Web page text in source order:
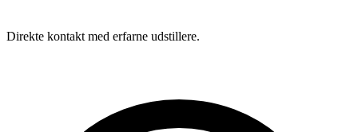
Direkte kontakt med erfarne udstillere.